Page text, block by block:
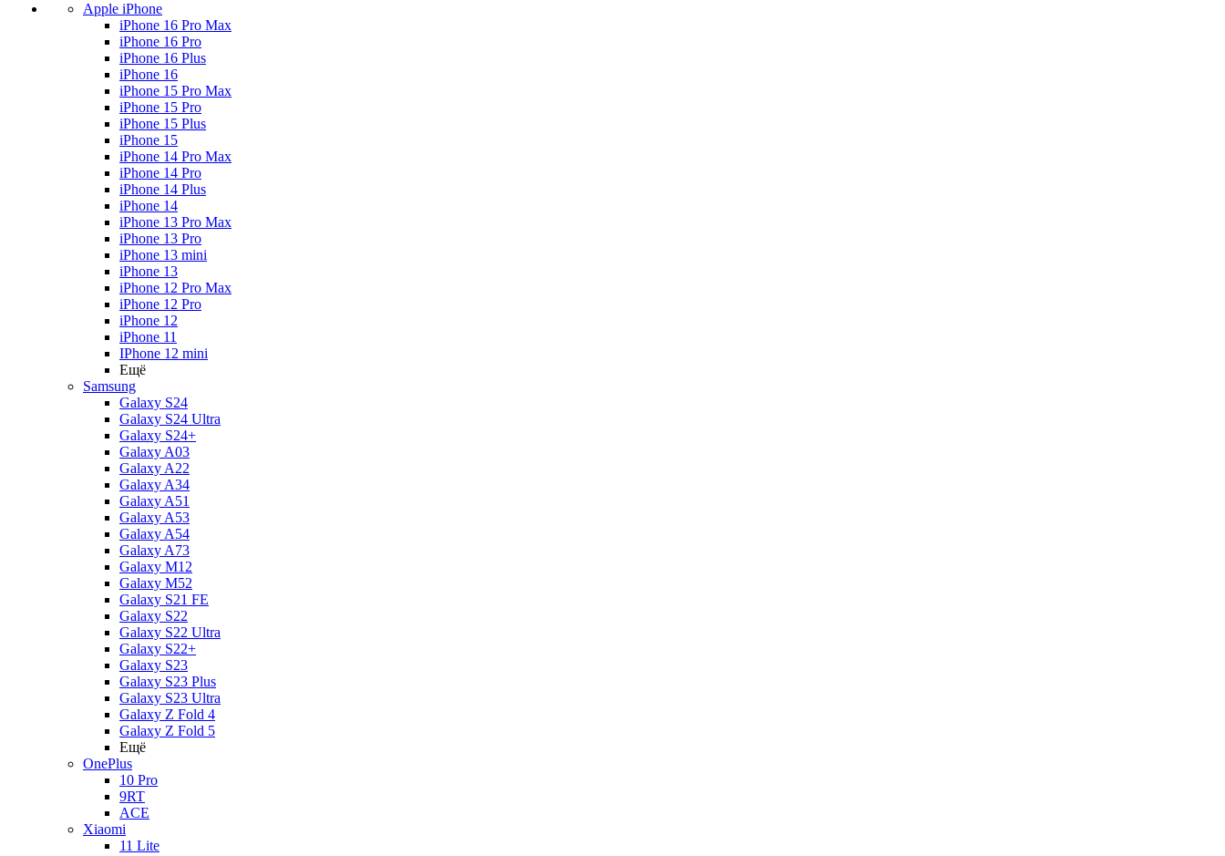
Apple iPhone
iPhone 16 Pro Max
iPhone 16 Pro
iPhone 16 Plus
iPhone 16
iPhone 15 Pro Max
iPhone 15 Pro
iPhone 15 Plus
iPhone 15
iPhone 14 Pro Max
iPhone 14 Pro
iPhone 14 Plus
iPhone 14
iPhone 13 Pro Max
iPhone 13 Pro
iPhone 13 mini
iPhone 13
iPhone 12 Pro Max
iPhone 12 Pro
iPhone 12
iPhone 11
IPhone 12 mini
Ещё
Samsung
Galaxy S24
Galaxy S24 Ultra
Galaxy S24+
Galaxy A03
Galaxy A22
Galaxy A34
Galaxy A51
Galaxy A53
Galaxy A54
Galaxy A73
Galaxy M12
Galaxy M52
Galaxy S21 FE
Galaxy S22
Galaxy S22 Ultra
Galaxy S22+
Galaxy S23
Galaxy S23 Plus
Galaxy S23 Ultra
Galaxy Z Fold 4
Galaxy Z Fold 5
Ещё
OnePlus
10 Pro
9RT
ACE
Xiaomi
11 Lite